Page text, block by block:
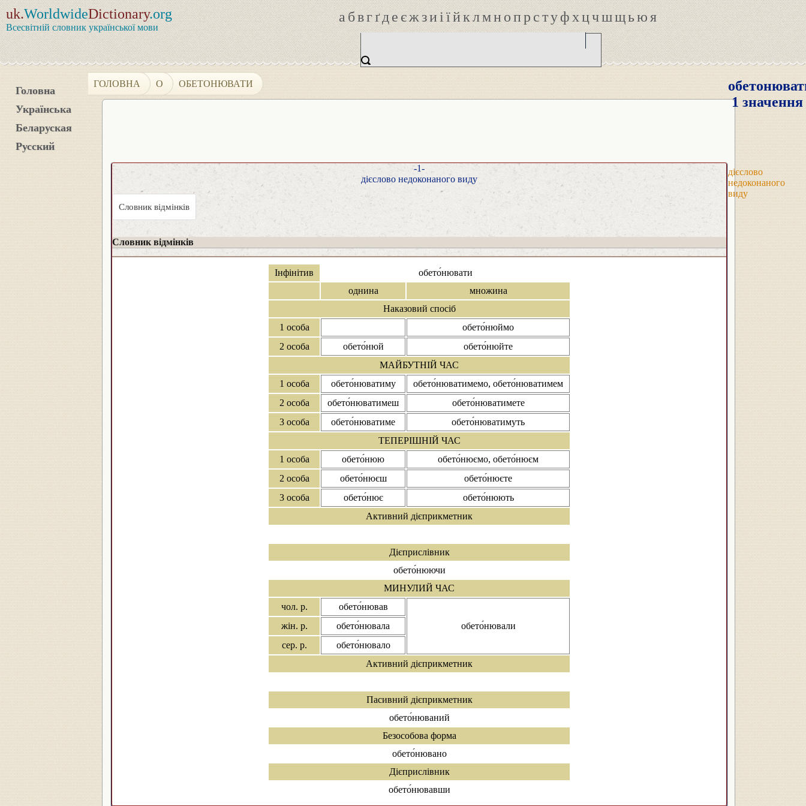
uk.WorldwideDictionary.org
Всесвітній словник української мови
абвгґдеєжзиіїйклмнопрстуфхцчшщьюя
Головна
Українська
Беларуская
Русский
ГОЛОВНА О ОБЕТОНЮВАТИ
1 значення
дієслово
недоконаного
виду
-1-
дієслово недоконаного виду
Словник відмінків
Словник відмінків
Інфінітив
обето́нювати
однина
множина
Наказовий спосіб
1 особа
обето́нюймо
2 особа
обето́нюй
обето́нюйте
МАЙБУТНІЙ ЧАС
1 особа
обето́нюватиму
обето́нюватимемо, обето́нюватимем
2 особа
обето́нюватимеш
обето́нюватимете
3 особа
обето́нюватиме
обето́нюватимуть
ТЕПЕРІШНІЙ ЧАС
1 особа
обето́нюю
обето́нюємо, обето́нюєм
2 особа
обето́нюєш
обето́нюєте
3 особа
обето́нює
обето́нюють
Активний дієприкметник
Дієприслівник
обето́нюючи
МИНУЛИЙ ЧАС
чол. р.
обето́нював
обето́нювали
жін. р.
обето́нювала
сер. р.
обето́нювало
Активний дієприкметник
Пасивний дієприкметник
обето́нюваний
Безособова форма
обето́нювано
Дієприслівник
обето́нювавши